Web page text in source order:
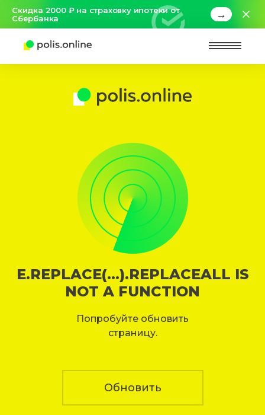
Скидка 2000 ₽ на страховку ипотеки от
Сбербанка
→
E.REPLACE(...).REPLACEALL IS
NOT A FUNCTION
Попробуйте обновить
страницу.
Обновить